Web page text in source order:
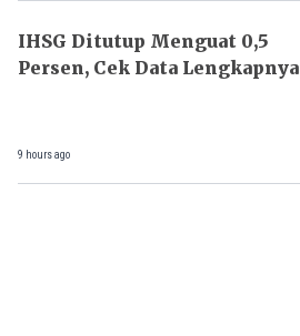
IHSG Ditutup Menguat 0,5
Persen, Cek Data Lengkapnya
9 hours ago